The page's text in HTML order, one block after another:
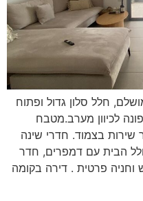
מושלם, חלל סלון גדול ופתוח
של כ-15 מטר פונה לכיוון מערב.מטבח
שירות בצמוד. חדרי שינה
חלל הבית עם דמפרים, חדר
וחניה פרטית . דירה בקומה